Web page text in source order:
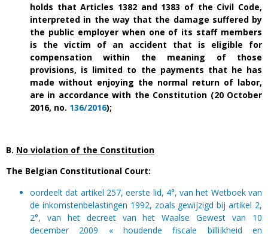
holds that Articles 1382 and 1383 of the Civil Code,
interpreted in the way that the damage suffered by
the public employer when one of its staff members
is the victim of an accident that is eligible for
compensation within the meaning of those
provisions, is limited to the payments that he has
made without enjoying the normal return of labor,
are in accordance with the Constitution (20 October
2016, no. 136/2016);
B. No violation of the Constitution
The Belgian Constitutional Court:
oordeelt dat artikel 257, eerste lid, 4°, van het Wetboek van
de inkomstenbelastingen 1992, zoals gewijzigd bij artikel 2,
2°, van het decreet van het Waalse Gewest van 10
december 2009 « houdende fiscale billijkheid en